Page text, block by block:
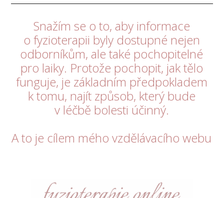
Snažím se o to, aby informace
o fyzioterapii byly dostupné nejen
odborníkům, ale také pochopitelné
pro laiky. Protože pochopit, jak tělo
funguje, je základním předpokladem
k tomu, najít způsob, který bude
v léčbě bolesti účinný.
A to je cílem mého vzdělávacího webu